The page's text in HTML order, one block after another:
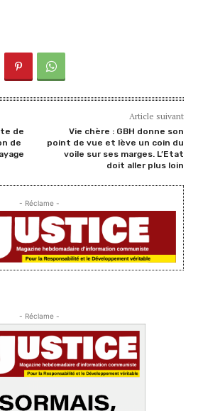
de
de
Article suivant
Vie chère : GBH donne son
point de vue et lève un coin du
voile sur ses marges. L’Etat
doit aller plus loin
- Réclame -
- Réclame -